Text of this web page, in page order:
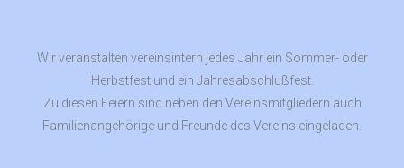
Wir veranstalten vereinsintern jedes Jahr ein Sommer- oder
Herbstfest und ein Jahresabschlußfest.
Zu diesen Feiern sind neben den Vereinsmitgliedern auch
Familienangehörige und Freunde des Vereins eingeladen.